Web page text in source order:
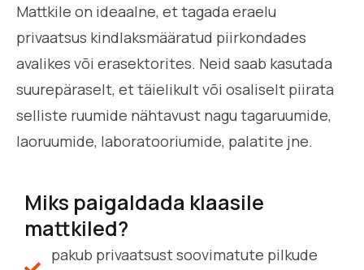
Mattkile on ideaalne, et tagada eraelu
privaatsus kindlaksmääratud piirkondades
avalikes või erasektorites. Neid saab kasutada
suurepäraselt, et täielikult või osaliselt piirata
selliste ruumide nähtavust nagu tagaruumide,
laoruumide, laboratooriumide, palatite jne.
Miks paigaldada klaasile
mattkiled?
pakub privaatsust soovimatute pilkude